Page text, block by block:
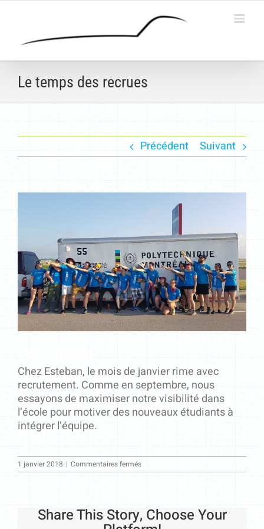
Le temps des recrues
Précédent Suivant
Chez Esteban, le mois de janvier rime avec
recrutement. Comme en septembre, nous
essayons de maximiser notre visibilité dans
l’école pour motiver des nouveaux étudiants à
intégrer l’équipe.
1 janvier 2018 | Commentaires ferméssur
Le
Share This Story, Choose Your